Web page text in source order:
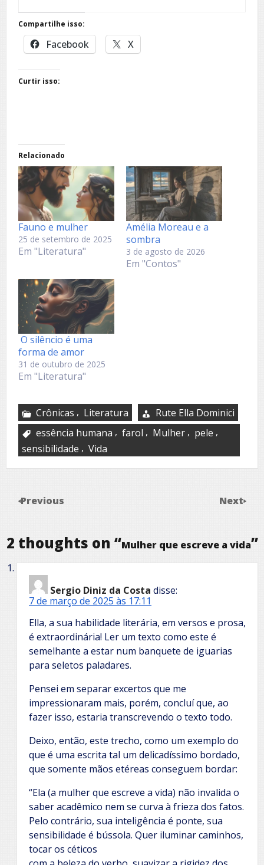
Compartilhe isso:
Facebook X
Curtir isso:
Relacionado
Fauno e mulher
25 de setembro de 2025
Em "Literatura"
Amélia Moreau e a
sombra
3 de agosto de 2026
Em "Contos"
O silêncio é uma
forma de amor
31 de outubro de 2025
Em "Literatura"
Crônicas , Literatura
Rute Ella Dominici
essência humana , farol , Mulher , pele ,
sensibilidade , Vida
Previous Next
2 thoughts on “Mulher que escreve a vida”
Sergio Diniz da Costa disse:
7 de março de 2025 às 17:11
Ella, a sua habilidade literária, em versos e prosa,
é extraordinária! Ler um texto como este é
semelhante a estar num banquete de iguarias
para seletos paladares.
Pensei em separar excertos que me
impressionaram mais, porém, concluí que, ao
fazer isso, estaria transcrevendo o texto todo.
Deixo, então, este trecho, como um exemplo do
que é uma escrita tal um delicadíssimo bordado,
que somente mãos etéreas conseguem bordar:
“Ela (a mulher que escreve a vida) não invalida o
saber acadêmico nem se curva à frieza dos fatos.
Pelo contrário, sua inteligência é ponte, sua
sensibilidade é bússola. Quer iluminar caminhos,
tocar os céticos